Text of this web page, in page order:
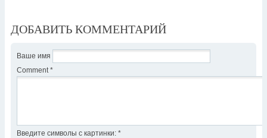
ДОБАВИТЬ КОММЕНТАРИЙ
Ваше имя
Comment *
Введите символы с картинки: *